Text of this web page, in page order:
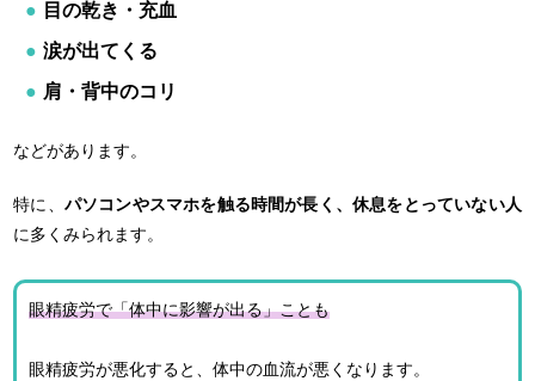
目の乾き・充血
涙が出てくる
肩・背中のコリ
などがあります。
特に、 パソコンやスマホを触る時間が長く、休息をとっていない人
に多くみられます。
眼精疲労で「体中に影響が出る」ことも
眼精疲労が悪化すると、体中の血流が悪くなります。